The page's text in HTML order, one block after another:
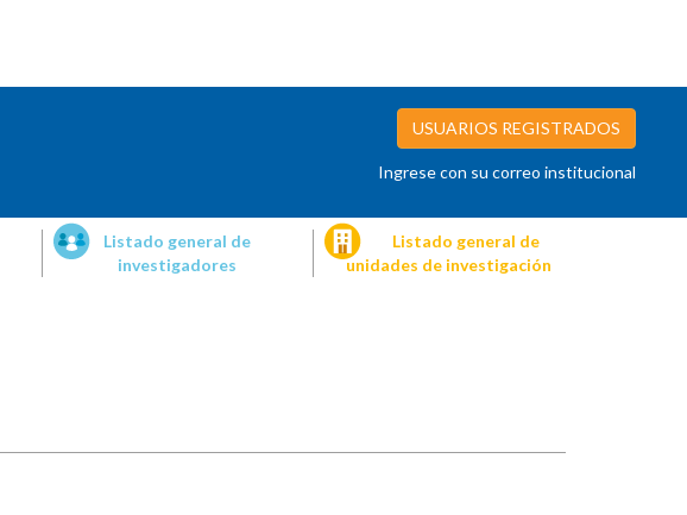
USUARIOS REGISTRADOS
Ingrese con su correo institucional
Listado general de
investigadores
Listado general de
unidades de investigación